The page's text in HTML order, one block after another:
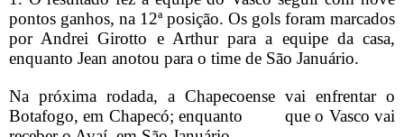
pontos ganhos, na 12ª posição. Os gols foram marcados
por Andrei Girotto e Arthur para a equipe da casa,
enquanto Jean anotou para o time de São Januário.
Na próxima rodada, a Chapecoense vai enfrentar o
Botafogo, em Chapecó; enquanto que o Vasco vai